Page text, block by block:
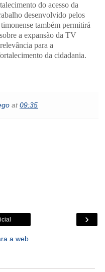
do acesso da
desenvolvido pelos
também permitirá
a expansão da TV
para a
da cidadania.
at09:35
›
a web